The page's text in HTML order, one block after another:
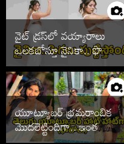
వైట్ డ్రస్‌లో వయ్యారాలు
ఒలకబోస్తూ నైనికా.. ఫొటోలు
వైరల్
యూట్యూబర్ భ్రమరాంబిక
మొదలెట్టిందిగా.. ఇంత